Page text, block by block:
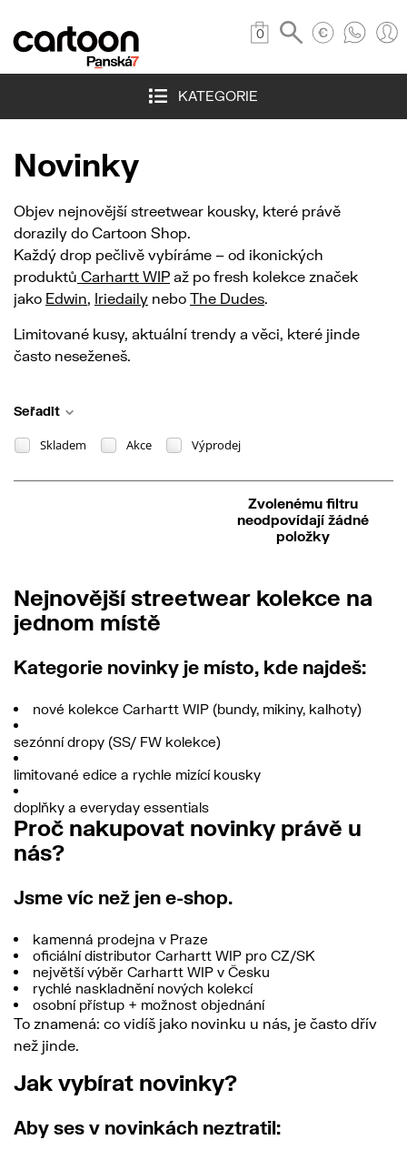
0
KATEGORIE
Novinky
Objev nejnovější streetwear kousky, které právě
dorazily do Cartoon Shop.
Každý drop pečlivě vybíráme – od ikonických
produktů Carhartt WIP až po fresh kolekce značek
jako Edwin, Iriedaily nebo The Dudes.
Limitované kusy, aktuální trendy a věci, které jinde
často neseženeš.
Seřadit
Skladem Akce Výprodej
Zvolenému filtru
neodpovídají žádné
položky
Nejnovější streetwear kolekce na
jednom místě
Kategorie novinky je místo, kde najdeš:
nové kolekce Carhartt WIP (bundy, mikiny, kalhoty)
sezónní dropy (SS/ FW kolekce)
limitované edice a rychle mizící kousky
doplňky a everyday essentials
Proč nakupovat novinky právě u
nás?
Jsme víc než jen e-shop.
kamenná prodejna v Praze
oficiální distributor Carhartt WIP pro CZ/SK
největší výběr Carhartt WIP v Česku
rychlé naskladnění nových kolekcí
osobní přístup + možnost objednání
To znamená: co vidíš jako novinku u nás, je často dřív
než jinde.
Jak vybírat novinky?
Aby ses v novinkách neztratil: